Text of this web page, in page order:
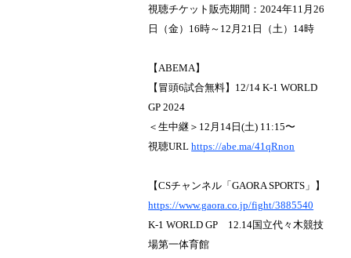
視聴チケット販売期間：2024年11月26
日（金）16時～12月21日（土）14時
【ABEMA】
【冒頭6試合無料】12/14 K-1 WORLD
GP 2024
＜生中継＞12月14日(土) 11:15〜
視聴URLhttps://abe.ma/41qRnon
【CSチャンネル「GAORA SPORTS」】
https://www.gaora.co.jp/fight/3885540
K-1 WORLD GP 12.14国立代々木競技
場第一体育館